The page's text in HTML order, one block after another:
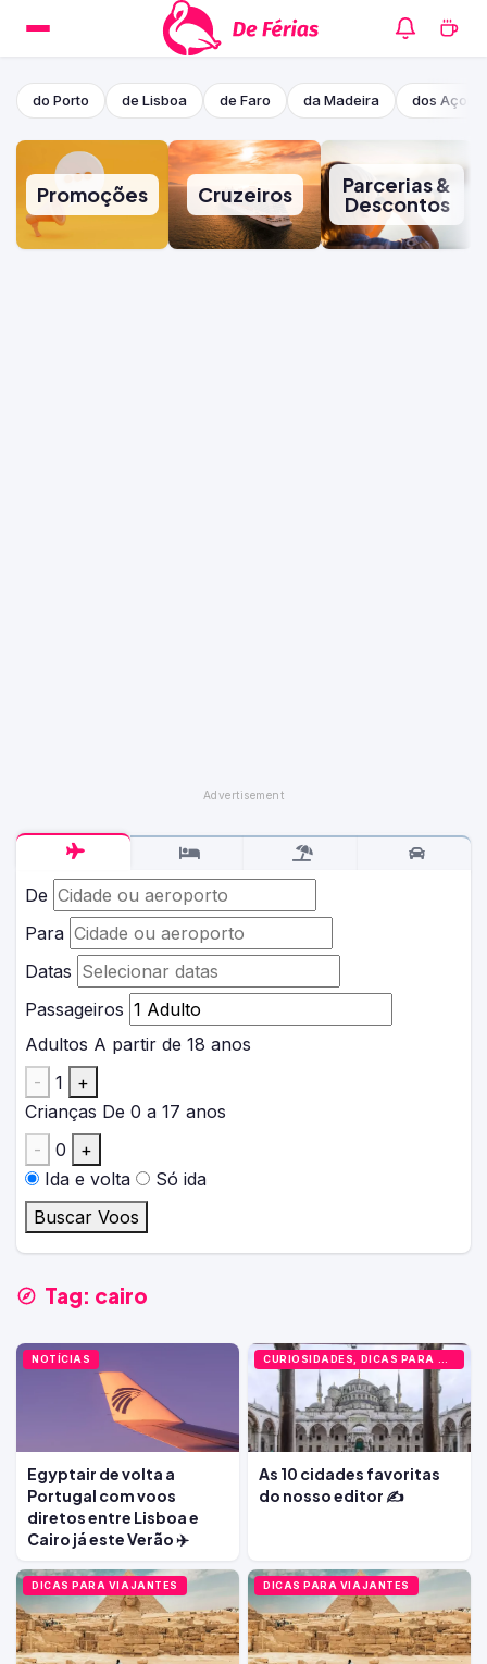
do Porto de Lisboa de Faro da Madeira dos
Promoções Cruzeiros Parcerias &
Descontos
De
Para
Datas
Passageiros
Adultos A partir de 18 anos
-
1
+
Crianças De 0 a 17 anos
-
0
+
Ida e volta
Só ida
Buscar Voos
Tag: cairo
NOTÍCIAS
Egyptair de volta a
Portugal com voos
diretos entre Lisboa e
Cairo já este Verão ✈️
CURIOSIDADES, DICAS PARA VIAJANTES
As 10 cidades favoritas
do nosso editor ✍️
DICAS PARA VIAJANTES DICAS PARA VIAJANTES